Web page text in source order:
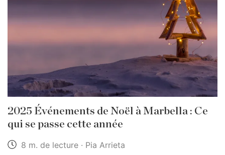
2025 Événements de Noël à Marbella : Ce
qui se passe cette année
8 m. de lecture · Pia Arrieta